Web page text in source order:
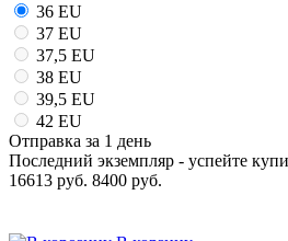
36 EU
37 EU
37,5 EU
38 EU
39,5 EU
42 EU
Отправка за 1 день
Последний экземпляр - успейте
16613 руб. 8400 руб.